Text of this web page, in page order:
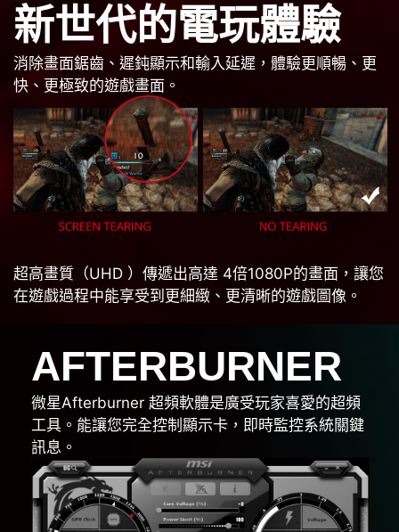
新世代的電玩體驗
消除畫面鋸齒、遲鈍顯示和輸入延遲，體驗更順暢、更
快、更極致的遊戲畫面。
超高畫質（UHD ）傳遞出高達 4倍1080P的畫面，讓您
在遊戲過程中能享受到更細緻、更清晰的遊戲圖像。
AFTERBURNER
微星Afterburner 超頻軟體是廣受玩家喜愛的超頻
工具。能讓您完全控制顯示卡，即時監控系統關鍵
訊息。